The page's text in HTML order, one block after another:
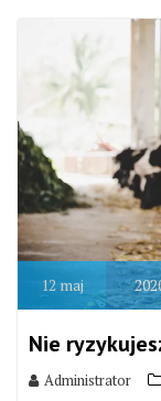
12 maj
Nie
Administrator